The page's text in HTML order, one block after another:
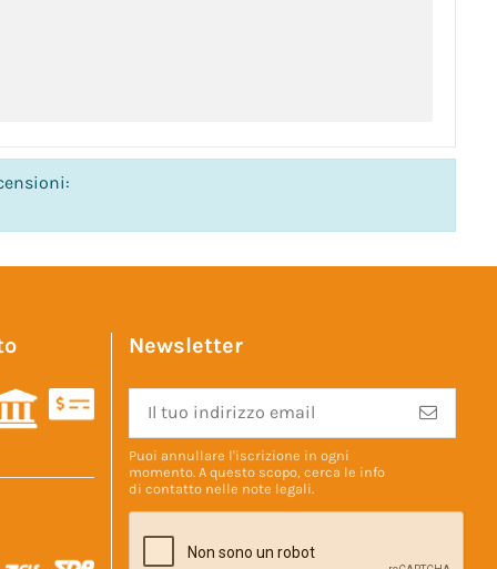
Newsletter
Puoi annullare l'iscrizione in ogni
momento. A questo scopo, cerca le info
di contatto nelle note legali.